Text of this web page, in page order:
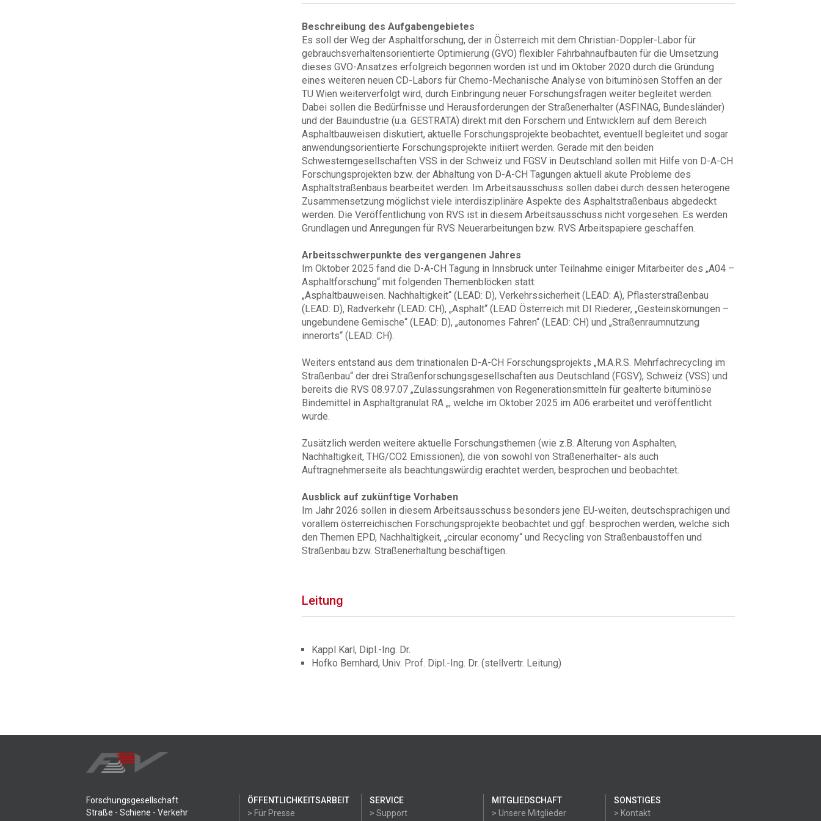
Beschreibung des Aufgabengebietes
Es soll der Weg der Asphaltforschung, der in Österreich mit dem Christian-Doppler-Labor für
gebrauchsverhaltensorientierte Optimierung (GVO) flexibler Fahrbahnaufbauten für die Umsetzung
dieses GVO-Ansatzes erfolgreich begonnen worden ist und im Oktober 2020 durch die Gründung
eines weiteren neuen CD-Labors für Chemo-Mechanische Analyse von bituminösen Stoffen an der
TU Wien weiterverfolgt wird, durch Einbringung neuer Forschungsfragen weiter begleitet werden.
Dabei sollen die Bedürfnisse und Herausforderungen der Straßenerhalter (ASFINAG, Bundesländer)
und der Bauindustrie (u.a. GESTRATA) direkt mit den Forschern und Entwicklern auf dem Bereich
Asphaltbauweisen diskutiert, aktuelle Forschungsprojekte beobachtet, eventuell begleitet und sogar
anwendungsorientierte Forschungsprojekte initiiert werden. Gerade mit den beiden
Schwesterngesellschaften VSS in der Schweiz und FGSV in Deutschland sollen mit Hilfe von D-A-CH
Forschungsprojekten bzw. der Abhaltung von D-A-CH Tagungen aktuell akute Probleme des
Asphaltstraßenbaus bearbeitet werden. Im Arbeitsausschuss sollen dabei durch dessen heterogene
Zusammensetzung möglichst viele interdisziplinäre Aspekte des Asphaltstraßenbaus abgedeckt
werden. Die Veröffentlichung von RVS ist in diesem Arbeitsausschuss nicht vorgesehen. Es werden
Grundlagen und Anregungen für RVS Neuerarbeitungen bzw. RVS Arbeitspapiere geschaffen.
Arbeitsschwerpunkte des vergangenen Jahres
Im Oktober 2025 fand die D-A-CH Tagung in Innsbruck unter Teilnahme einiger Mitarbeiter des „A04 –
Asphaltforschung“ mit folgenden Themenblöcken statt:
„Asphaltbauweisen. Nachhaltigkeit“ (LEAD: D), Verkehrssicherheit (LEAD: A), Pflasterstraßenbau
(LEAD: D), Radverkehr (LEAD: CH), „Asphalt“ (LEAD Österreich mit DI Riederer, „Gesteinskörnungen –
ungebundene Gemische“ (LEAD: D), „autonomes Fahren“ (LEAD: CH) und „Straßenraumnutzung
innerorts“ (LEAD: CH).
Weiters entstand aus dem trinationalen D-A-CH Forschungsprojekts „M.A.R.S. Mehrfachrecycling im
Straßenbau“ der drei Straßenforschungsgesellschaften aus Deutschland (FGSV), Schweiz (VSS) und
bereits die RVS 08.97.07 „Zulassungsrahmen von Regenerationsmitteln für gealterte bituminöse
Bindemittel in Asphaltgranulat RA „, welche im Oktober 2025 im A06 erarbeitet und veröffentlicht
wurde.
Zusätzlich werden weitere aktuelle Forschungsthemen (wie z.B. Alterung von Asphalten,
Nachhaltigkeit, THG/CO2 Emissionen), die von sowohl von Straßenerhalter- als auch
Auftragnehmerseite als beachtungswürdig erachtet werden, besprochen und beobachtet.
Ausblick auf zukünftige Vorhaben
Im Jahr 2026 sollen in diesem Arbeitsausschuss besonders jene EU-weiten, deutschsprachigen und
vorallem österreichischen Forschungsprojekte beobachtet und ggf. besprochen werden, welche sich
den Themen EPD, Nachhaltigkeit, „circular economy“ und Recycling von Straßenbaustoffen und
Straßenbau bzw. Straßenerhaltung beschäftigen.
Leitung
Kappl Karl, Dipl.-Ing. Dr.
Hofko Bernhard, Univ. Prof. Dipl.-Ing. Dr. (stellvertr. Leitung)
Forschungsgesellschaft
Straße - Schiene - Verkehr
ÖFFENTLICHKEITSARBEIT
> Für Presse
SERVICE
> Support
MITGLIEDSCHAFT
> Unsere Mitglieder
SONSTIGES
> Kontakt